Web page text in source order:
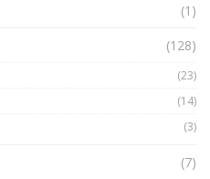
(1)
(128)
(23)
(14)
(3)
(7)